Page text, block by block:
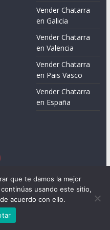
Vender Chatarra
en Galicia
Vender Chatarra
en Valencia
Vender Chatarra
en Pais Vasco
Vender Chatarra
en España
Funciona conWordPress
que te damos la mejor
usando este sitio,
acuerdo con ello.